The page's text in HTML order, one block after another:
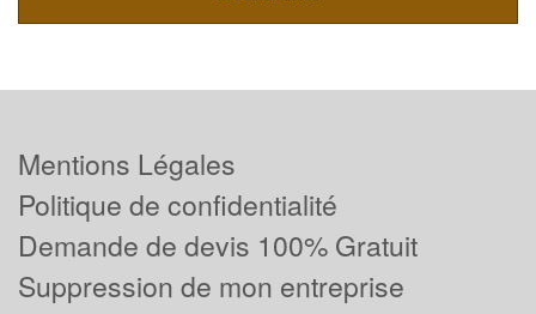
Mentions Légales
Politique de confidentialité
Demande de devis 100% Gratuit
Suppression de mon entreprise